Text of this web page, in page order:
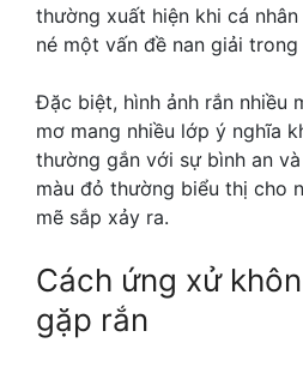
thường xuất hiện khi cá
né một vấn đề nan giải
Đặc biệt, hình ảnh rắn nhiều
mơ mang nhiều lớp ý nghĩa
thường gắn với sự bình an
màu đỏ thường biểu thị cho
mẽ sắp xảy ra.
Cách ứng xử
gặp rắn